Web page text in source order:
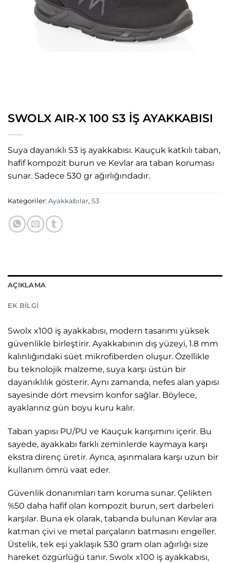
SWOLX AIR-X 100 S3 İŞ AYAKKABISI
Suya dayanıklı S3 iş ayakkabısı. Kauçuk katkılı taban,
hafif kompozit burun ve Kevlar ara taban koruması
sunar. Sadece 530 gr ağırlığındadır.
Kategoriler: Ayakkabılar, S3
AÇIKLAMA
EK BILGI
Swolx x100 iş ayakkabısı, modern tasarımı yüksek
güvenlikle birleştirir. Ayakkabının dış yüzeyi, 1.8 mm
kalınlığındaki süet mikrofiberden oluşur. Özellikle
bu teknolojik malzeme, suya karşı üstün bir
dayanıklılık gösterir. Aynı zamanda, nefes alan yapısı
sayesinde dört mevsim konfor sağlar. Böylece,
ayaklarınız gün boyu kuru kalır.
Taban yapısı PU/PU ve Kauçuk karışımını içerir. Bu
sayede, ayakkabı farklı zeminlerde kaymaya karşı
ekstra direnç üretir. Ayrıca, aşınmalara karşı uzun bir
kullanım ömrü vaat eder.
Güvenlik donanımları tam koruma sunar. Çelikten
%50 daha hafif olan kompozit burun, sert darbeleri
karşılar. Buna ek olarak, tabanda bulunan Kevlar ara
katman çivi ve metal parçaların batmasını engeller.
Üstelik, tek eşi yaklaşık 530 gram olan ağırlığı size
hareket özgürlüğü tanır. Swolx x100 iş ayakkabısı,